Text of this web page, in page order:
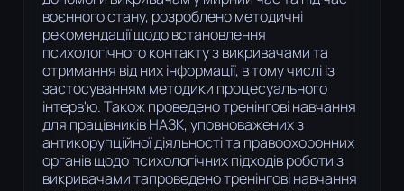
воєнного стану, розроблено методичні
рекомендації щодо встановлення
психологічного контакту з викривачами та
отримання від них інформації, в тому числі із
застосуванням методики процесуального
інтерв'ю. Також проведено тренінгові навчання
для працівників НАЗК, уповноважених з
антикорупційної діяльності та правоохоронних
органів щодо психологічних підходів роботи з
викривачами тапроведено тренінгові навчання